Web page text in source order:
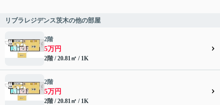
リブラレジデンス茨木の他の部屋
2階
5万円
2階 / 20.81㎡ / 1K
2階
5万円
2階 / 20.81㎡ / 1K